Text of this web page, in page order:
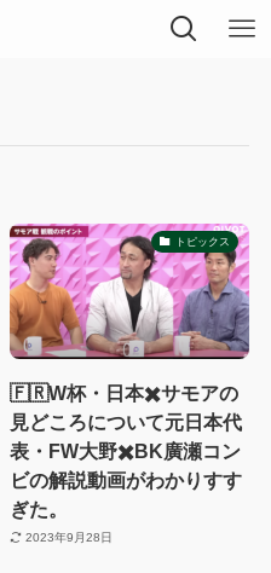
トピックス
🇫🇷W杯・日本✖️サモアの
見どころについて元日本代
表・FW大野✖️BK廣瀬コン
ビの解説動画がわかりすす
ぎた。
2023年9月28日